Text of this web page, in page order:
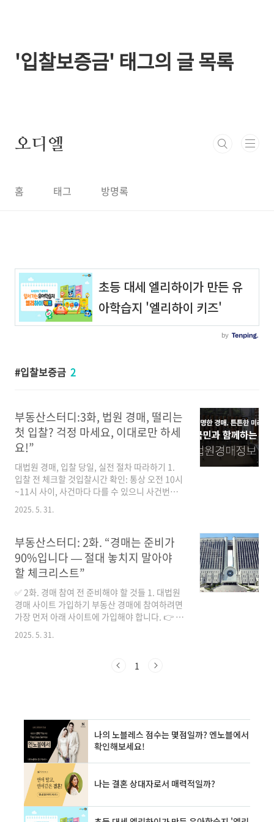
'입찰보증금' 태그의 글 목록
오디엘
홈 태그 방명록
입찰보증금 2
부동산스터디:3화, 법원 경매, 떨리는
첫 입찰? 걱정 마세요, 이대로만 하세
요!”
대법원 경매, 입찰 당일, 실전 절차 따라하기 1.
입찰 전 체크할 것입찰시간 확인: 통상 오전 10시
~11시 사이, 사건마다 다를 수 있으니 사건번호
로 다시 확인입찰장소: 담당 법원 경매계 위치를
미리 파악준비물 점검:✔️ 신분증✔️ 입찰보증금
구 (검은색 펜)💡 실전 팁: 1시간 전에는 도착해
입찰서 작성 공간과 분위기를 익혀두는 것이 좋
습니다.2. 법원 경매, 도착부터 입찰함까지📍 사
례: 2025년 4월, 서울중앙지방법원 경매 참여자
박모 씨오전 9시 30분, 박 씨는 서울중앙지법 경
매계에 도착해 대기표를 뽑았습니다. 약 15명의
입찰자가 줄지어 입장 대기 중이었고, 각자 입찰
서 작성 공간: 법원 ..
2025. 5. 31.
부동산스터디: 2화. “경매는 준비가
90%입니다 — 절대 놓치지 말아야
할 체크리스트”
✅ 2화. 경매 참여 전 준비해야 할 것들 1. 대법원
경매 사이트 가입하기 부동산 경매에 참여하려면
가장 먼저 아래 사이트에 가입해야 합니다. 👉 대
법원 경매 사이트 바로가기 회원가입: 이메일 인
증 + 공동인증서 등록 필요검색 기능 익히기: 주
등록: ‘관심물건 담기’로 원하는 물건 정리 가능
의 10% 필요예시: 최저가 2억 원 → 입찰보증금
은 2천만 원 준비💡 낙찰 실패 시 보증금은 전액
환불됩니다.3. 서류 준비와 기초 권리분석필수
서류: 입찰서, 입찰봉..
2025. 5. 31.
1